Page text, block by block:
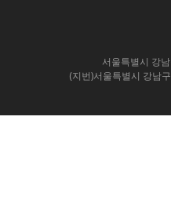
서울특별시 강
(지번)서울특별시 강남